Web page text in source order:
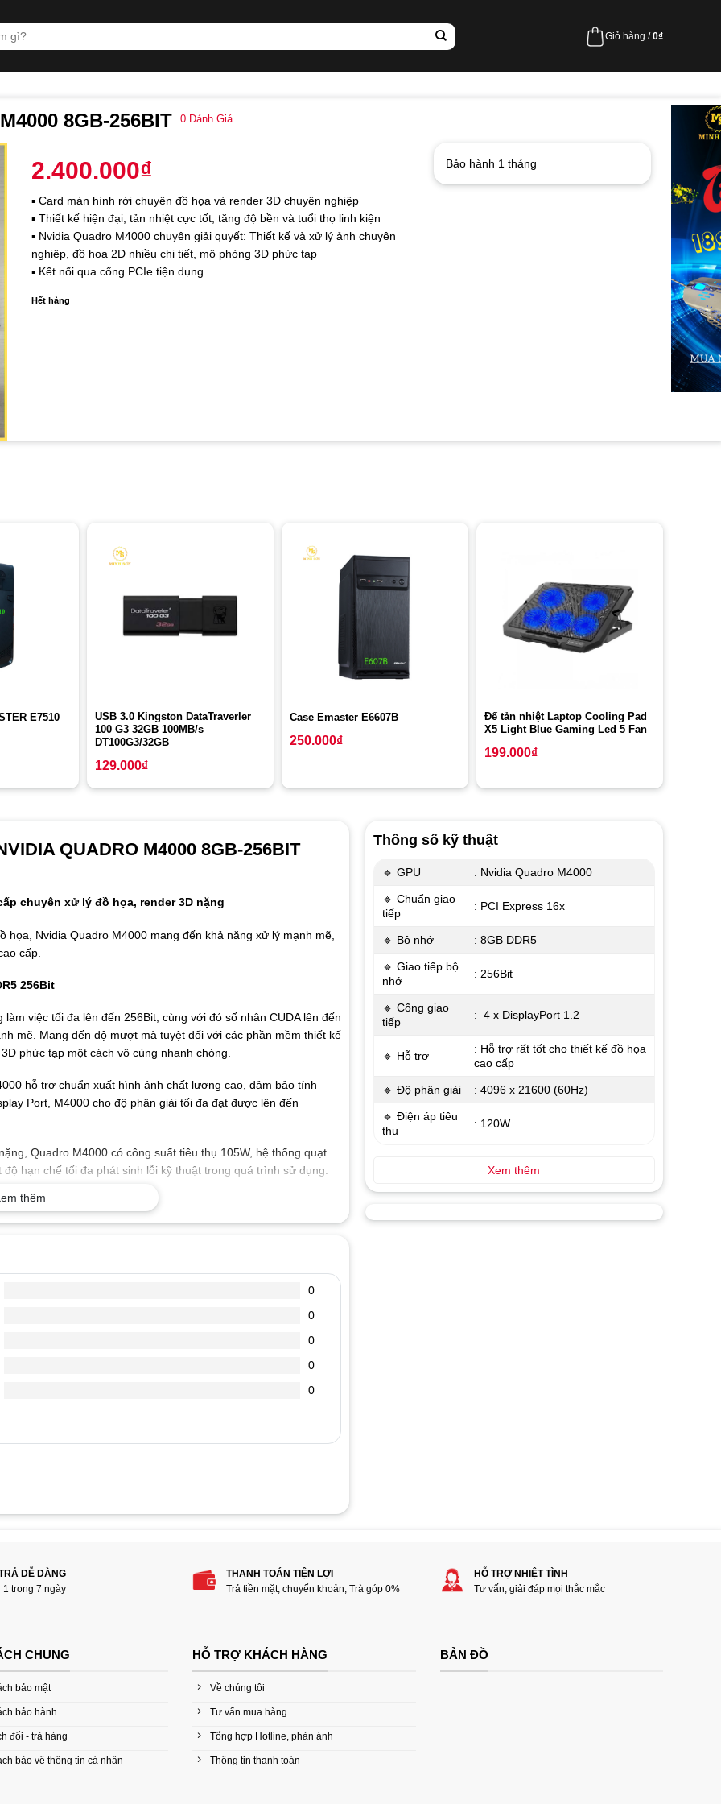
Giỏ hàng /0₫
8GB-256BIT 0 Đánh Giá
2.400.000₫
▪️ Card màn hình rời chuyên đồ họa và render 3D chuyên nghiệp
▪️ Thiết kế hiện đại, tản nhiệt cực tốt, tăng độ bền và tuổi thọ linh kiện
▪️ Nvidia Quadro M4000 chuyên giải quyết: Thiết kế và xử lý ảnh chuyên
nghiệp, đồ họa 2D nhiều chi tiết, mô phỏng 3D phức tạp
▪️ Kết nối qua cổng PCIe tiện dụng
Hết hàng
Bảo hành 1 tháng
E7510
USB 3.0 Kingston DataTraverler
100 G3 32GB 100MB/s
DT100G3/32GB
129.000₫
Case Emaster E6607B
250.000₫
Đế tản nhiệt Laptop Cooling Pad
X5 Light Blue Gaming Led 5 Fan
199.000₫
QUADRO M4000 8GB-256BIT
chuyên xử lý đồ họa, render 3D nặng
Nvidia Quadro M4000 mang đến khả năng xử lý mạnh mẽ,
cấp.
256Bit
việc tối đa lên đến 256Bit, cùng với đó số nhân CUDA lên đến
mẽ. Mang đến độ mượt mà tuyệt đối với các phần mềm thiết kế
phức tạp một cách vô cùng nhanh chóng.
hỗ trợ chuẩn xuất hình ảnh chất lượng cao, đảm bảo tính
Port, M4000 cho độ phân giải tối đa đạt được lên đến
Quadro M4000 có công suất tiêu thụ 105W, hệ thống quạt
hạn chế tối đa phát sinh lỗi kỹ thuật trong quá trình sử dụng.
mềm đồ họa.
trong khâu thiết kế 2D, hỗ trợ mô phỏng 3D nhanh và hiệu quả
kế logo, biên tập nội dung:
độ chính xác từ kích thước đến màu sắc trong từng sản phẩm
chờ vô cùng hiệu quả.
là lựa chọn tuyệt vời nhất trong tầm giá, là sản phẩm
các dòng máy trạm chuyên đồ họa là cực cao. Cùng với đó
thêm
0
0
0
0
0
“Card màn hình NVIDIA QUADRO M4000 8GB-
Thông số kỹ thuật
🔹 GPU : Nvidia Quadro M4000
🔹 Chuẩn giao
tiếp
: PCI Express 16x
🔹 Bộ nhớ : 8GB DDR5
🔹 Giao tiếp bộ
nhớ
: 256Bit
🔹 Cổng giao
tiếp
: 4 x DisplayPort 1.2
🔹 Hỗ trợ
: Hỗ trợ rất tốt cho thiết kế đồ họa
cao cấp
🔹 Độ phân giải : 4096 x 21600 (60Hz)
🔹 Điện áp tiêu
thụ
: 120W
Xem thêm
DỄ DÀNG
1 trong 7 ngày
THANH TOÁN TIỆN LỢI
Trả tiền mặt, chuyển khoản, Trà góp 0%
HỖ TRỢ NHIỆT TÌNH
Tư vấn, giải đáp mọi thắc mắc
CHUNG
bảo mật
bảo hành
đổi - trả hàng
bảo vệ thông tin cá nhân
HỖ TRỢ KHÁCH HÀNG
Về chúng tôi
Tư vấn mua hàng
Tổng hợp Hotline, phản ánh
Thông tin thanh toán
BẢN ĐỒ